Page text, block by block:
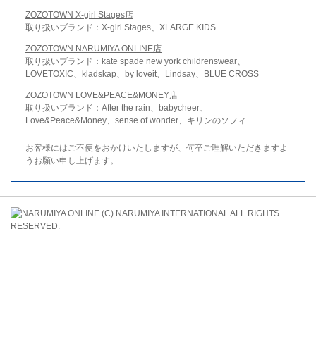
ZOZOTOWN X-girl Stages店
取り扱いブランド：X-girl Stages、XLARGE KIDS
ZOZOTOWN NARUMIYA ONLINE店
取り扱いブランド：kate spade new york childrenswear、
LOVETOXIC、kladskap、by loveit、Lindsay、BLUE CROSS
ZOZOTOWN LOVE&PEACE&MONEY店
取り扱いブランド：After the rain、babycheer、
Love&Peace&Money、sense of wonder、キリンのソフィ
お客様にはご不便をおかけいたしますが、何卒ご理解いただきますよ
うお願い申し上げます。